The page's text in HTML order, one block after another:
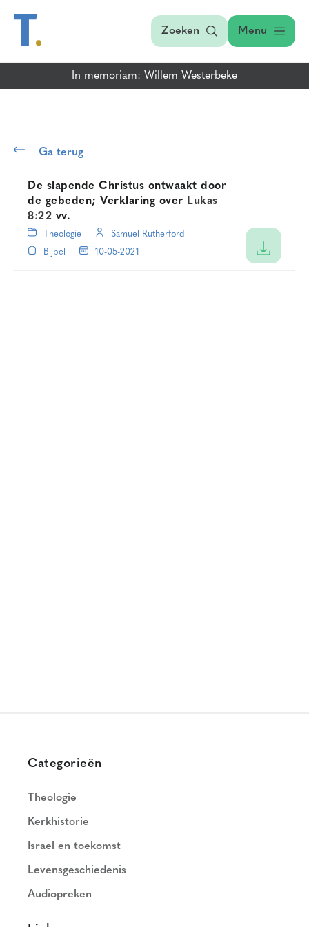
Zoeken Menu
In memoriam: Willem Westerbeke
Ga terug
De slapende Christus ontwaakt door
de gebeden; Verklaring over Lukas
8:22 vv.
Theologie
Samuel Rutherford
Bijbel
10-05-2021
Categorieën
Theologie
Kerkhistorie
Israel en toekomst
Levensgeschiedenis
Audiopreken